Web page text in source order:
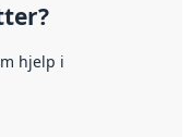
hjelp i